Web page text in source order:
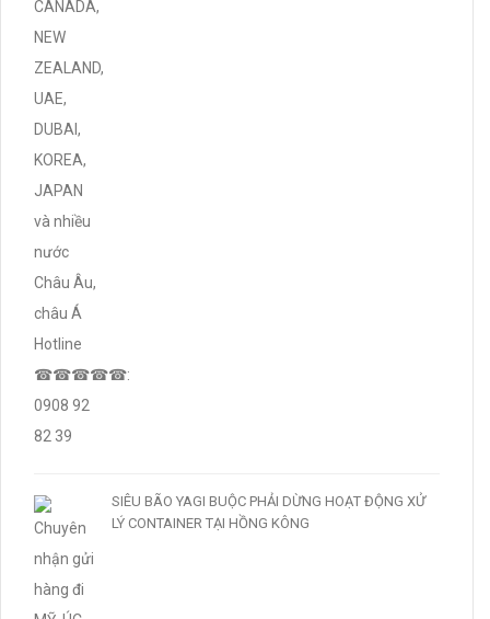
SIÊU BÃO YAGI BUỘC PHẢI DỪNG HOẠT ĐỘNG XỬ
LÝ CONTAINER TẠI HỒNG KÔNG